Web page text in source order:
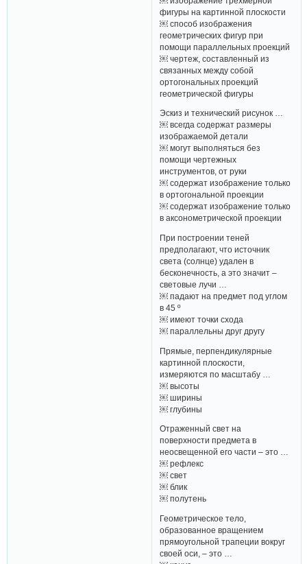
фигуры на картинной плоскости
￼ способ изображения
геометрических фигур при
помощи параллельных проекций
￼ чертеж, составленный из
связанных между собой
ортогональных проекций
геометрической фигуры
Эскиз и технический рисунок …
￼ всегда содержат размеры
изображаемой детали
￼ могут выполняться без
помощи чертежных
инструментов, от руки
￼ содержат изображение только
в ортогональной проекции
￼ содержат изображение только
в аксонометрической проекции
При построении теней
предполагают, что источник
света (солнце) удален в
бесконечность, а это значит –
световые лучи …
￼ падают на предмет под углом
в 45 º
￼ имеют точки схода
￼ параллельны друг другу
Прямые, перпендикулярные
картинной плоскости,
измеряются по масштабу …
￼ высоты
￼ ширины
￼ глубины
Отраженный свет на
поверхности предмета в
неосвещенной его части – это …
￼ рефлекс
￼ свет
￼ блик
￼ полутень
Геометрическое тело,
образованное вращением
прямоугольной трапеции вокруг
своей оси, – это …